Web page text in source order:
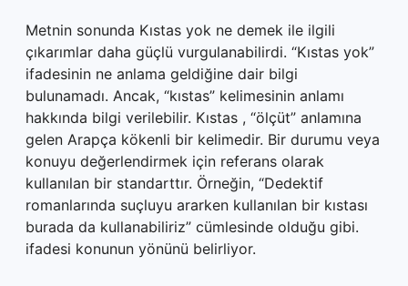
Metnin sonunda Kıstas yok ne demek ile ilgili
çıkarımlar daha güçlü vurgulanabilirdi. “Kıstas yok”
ifadesinin ne anlama geldiğine dair bilgi
bulunamadı. Ancak, “kıstas” kelimesinin anlamı
hakkında bilgi verilebilir. Kıstas , “ölçüt” anlamına
gelen Arapça kökenli bir kelimedir. Bir durumu veya
konuyu değerlendirmek için referans olarak
kullanılan bir standarttır. Örneğin, “Dedektif
romanlarında suçluyu ararken kullanılan bir kıstası
burada da kullanabiliriz” cümlesinde olduğu gibi.
ifadesi konunun yönünü belirliyor.